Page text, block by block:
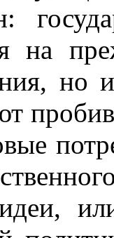
на
но